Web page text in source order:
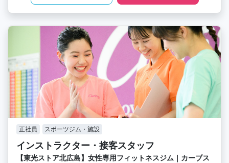
正社員 スポーツジム・施設
インストラクター・接客スタッフ
【東光ストア北広島】女性専用フィットネスジム｜カーブス